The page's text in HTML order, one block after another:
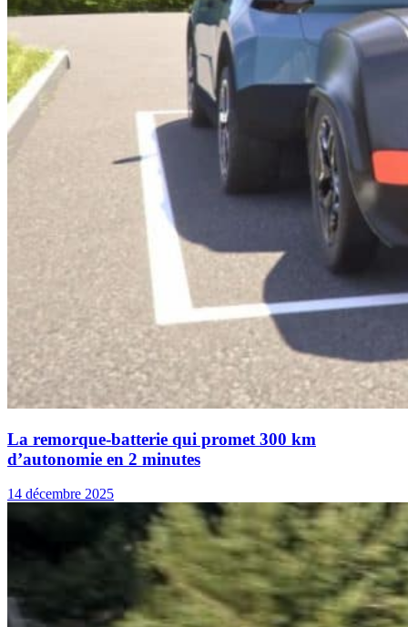
La remorque-batterie qui promet 300 km
d’autonomie en 2 minutes
14 décembre 2025